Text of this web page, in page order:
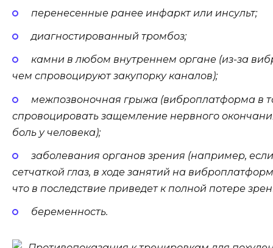
перенесенные ранее инфаркт или инсульт;
диагностированный тромбоз;
камни в любом внутреннем органе (из-за
чем спровоцируют закупорку каналов);
межпозвоночная грыжа (виброплатформа в
спровоцировать защемление нервного
боль у человека);
заболевания органов зрения (например,
сетчаткой глаз, в ходе занятий на
что в последствие приведет к полной потере
беременность.